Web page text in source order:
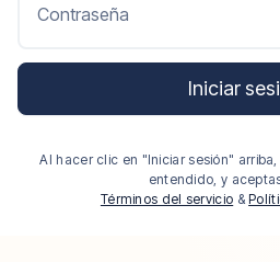
Contraseña
Iniciar
Al hacer clic en "Iniciar sesión"
entendido, y
Términos del servicio &